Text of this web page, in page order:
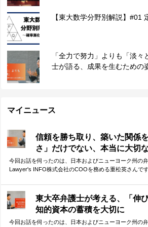
【東大数学分野別解説】#01
「全力で努力」よりも「淡
士が語る、成果を生むための
マイニュース
信頼を勝ち取り、築いた関
さ」だけでない、本当に大切
今回お話を伺ったのは、日本およびニューヨーク州の
Lawyer's INFO株式会社のCOOを務める重松英さんで
いました。 他者との「弱い繋がり」を大切にする重要
信頼構築の必要性。弁護士として、自らもネットワー
活躍されてきた重松さんが、体験談をもとに語ってく
東大卒弁護士が考える、「
知的資本の蓄積を大切に
今回お話を伺ったのは、日本およびニューヨーク州の